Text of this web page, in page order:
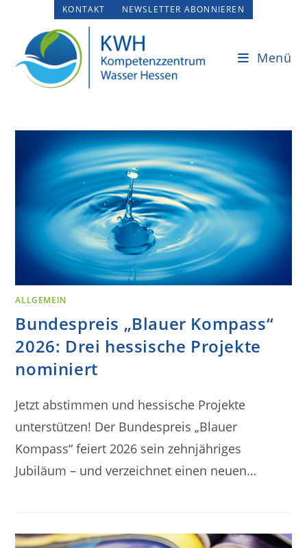
springen
KONTAKT NEWSLETTER ABONNIEREN
Menü
ALLGEMEIN
Bundespreis „Blauer Kompass“
2026: Drei hessische Projekte
nominiert
Jetzt abstimmen und hessische Projekte
unterstützen! Der Bundespreis „Blauer
Kompass“ feiert 2026 sein zehnjähriges
Jubiläum – und verzeichnet einen neuen…